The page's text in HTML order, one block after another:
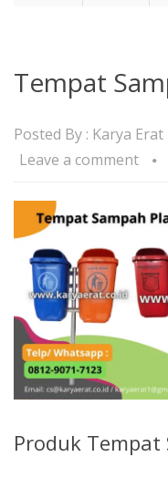
Tempat
Posted By : Karya Erat
Leave a comment
Produk